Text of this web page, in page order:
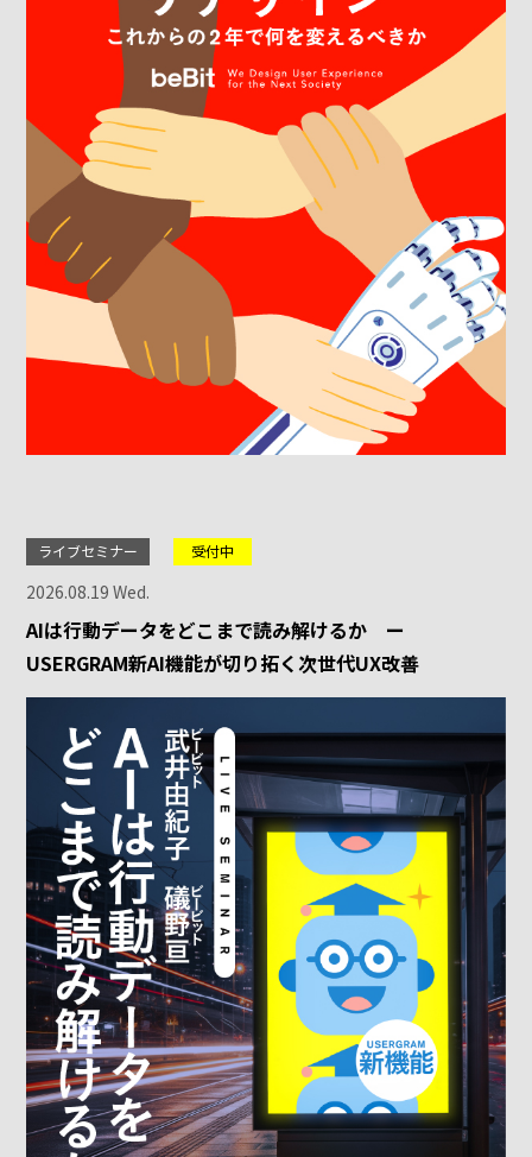
ライブセミナー 受付中
2026.08.19 Wed.
AIは行動データをどこまで読み解けるか ー
USERGRAM新AI機能が切り拓く次世代UX改善